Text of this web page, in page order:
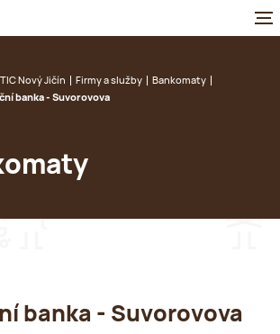
Nový Jičín Firmy a služby
Bankomaty
banka - Suvorovova
banka - Suvorovova